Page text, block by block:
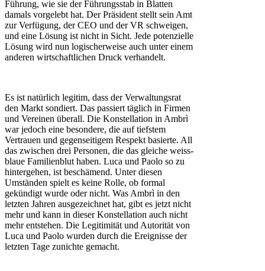
Führung, wie sie der Führungsstab in Blatten
damals vorgelebt hat. Der Präsident stellt sein Amt
zur Verfügung, der CEO und der VR schweigen,
und eine Lösung ist nicht in Sicht. Jede potenzielle
Lösung wird nun logischerweise auch unter einem
anderen wirtschaftlichen Druck verhandelt.
Es ist natürlich legitim, dass der Verwaltungsrat
den Markt sondiert. Das passiert täglich in Firmen
und Vereinen überall. Die Konstellation in Ambrì
war jedoch eine besondere, die auf tiefstem
Vertrauen und gegenseitigem Respekt basierte. All
das zwischen drei Personen, die das gleiche weiss-
blaue Familienblut haben. Luca und Paolo so zu
hintergehen, ist beschämend. Unter diesen
Umständen spielt es keine Rolle, ob formal
gekündigt wurde oder nicht. Was Ambrì in den
letzten Jahren ausgezeichnet hat, gibt es jetzt nicht
mehr und kann in dieser Konstellation auch nicht
mehr entstehen. Die Legitimität und Autorität von
Luca und Paolo wurden durch die Ereignisse der
letzten Tage zunichte gemacht.